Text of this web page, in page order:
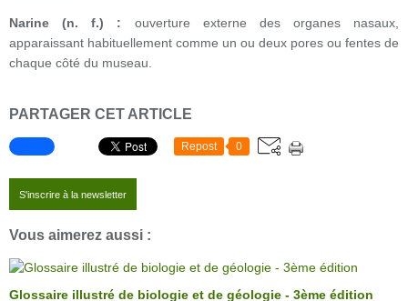
Narine (n. f.) : ouverture externe des organes nasaux,
apparaissant habituellement comme un ou deux pores ou fentes de
chaque côté du museau.
PARTAGER CET ARTICLE
Repost 0
S'inscrire à la newsletter
Vous aimerez aussi :
Glossaire illustré de biologie et de géologie - 3ème édition